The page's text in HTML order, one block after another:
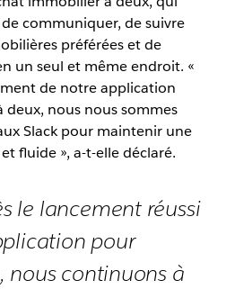
communiquer, de suivre
préférées et de
un seul et même endroit. «
de notre application
nous nous sommes
Slack pour maintenir une
fluide », a-t-elle déclaré.
le lancement réussi
pour
nous continuons à